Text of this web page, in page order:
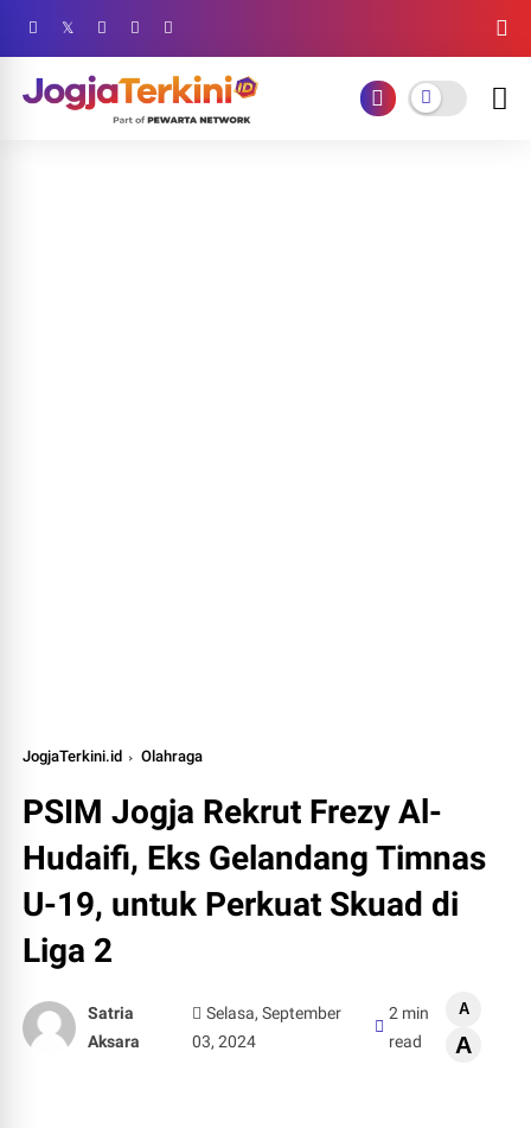
JogjaTerkini.id Olahraga
PSIM Jogja Rekrut Frezy Al-
Hudaifi, Eks Gelandang Timnas
U-19, untuk Perkuat Skuad di
Liga 2
Satria
Aksara
Selasa, September
03, 2024
2 min
read
A
A